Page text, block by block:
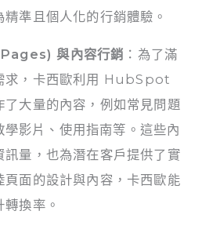
準且個人化的行銷體驗。
與內容行銷 ：為了滿
求，卡西歐利用 HubSpot
了大量的內容，例如常見問題
影片、使用指南等。這些內
訊量，也為潛在客戶提供了實
頁面的設計與內容，卡西歐能
換率。